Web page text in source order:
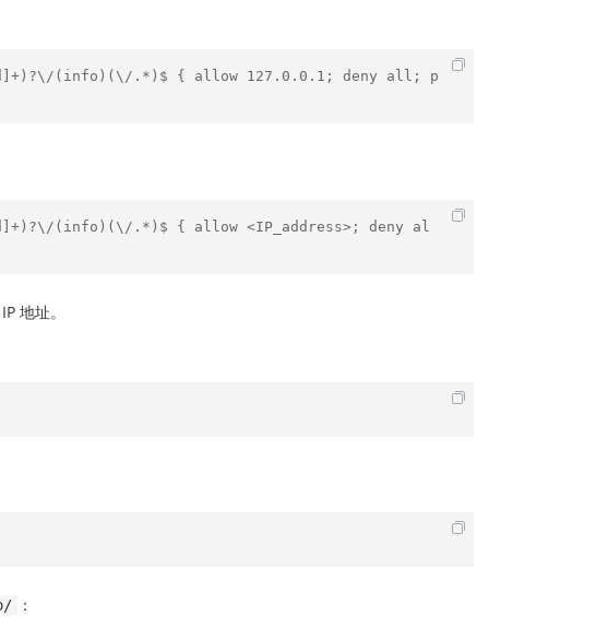
(info)(\/.*)$ { allow 127.0.0.1; deny all; p
(info)(\/.*)$ { allow <IP_address>; deny al
地址。
：